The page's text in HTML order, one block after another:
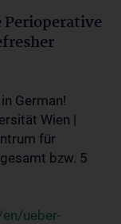
German!
Wien |
für
bzw. 5
ueber-